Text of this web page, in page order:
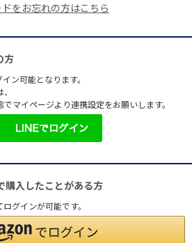
をお忘れの方はこちら
方
ン可能となります。
マイページより連携設定をお願いします。
入したことがある方
グインが可能です。